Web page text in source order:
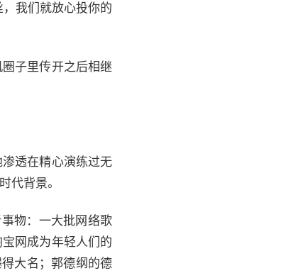
我们就放心投你的
子里传开之后相继
透在精心演练过无
代背景。
物：一大批网络歌
网成为年轻人们的
大名；郭德纲的德